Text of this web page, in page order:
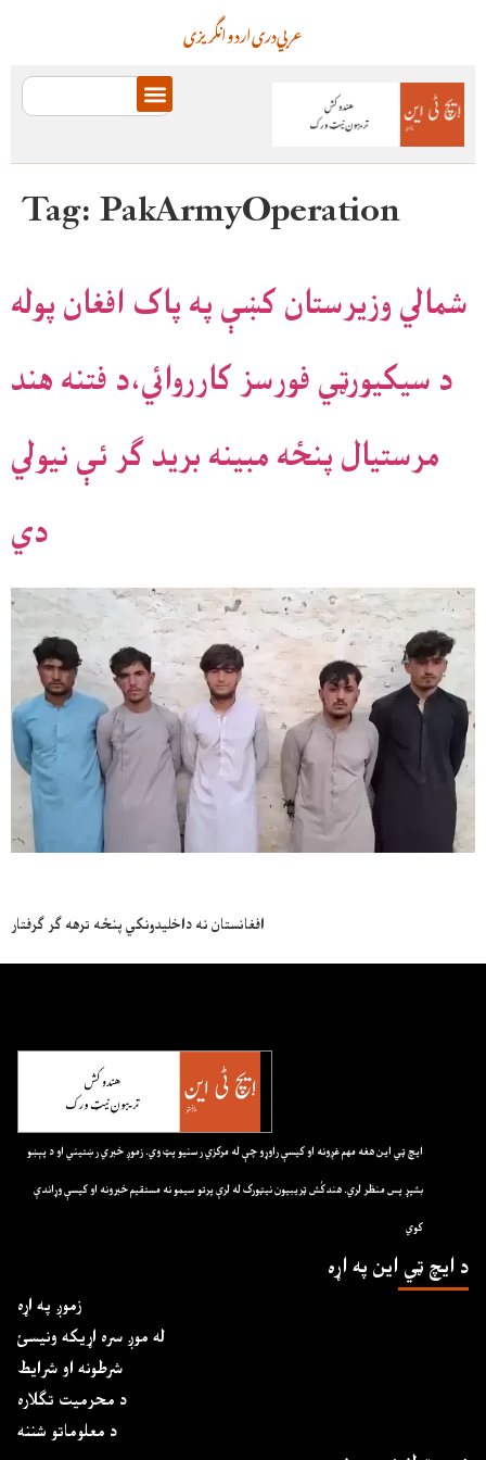
انگریزیاردودریعربي
Tag:PakArmyOperation
شمالي وزيرستان کښې په پاک افغان پوله
د سيکيورټي فورسز کارروائي،د فتنه هند
مرستيال پنځه مبينه بريد ګر ئې نيولي
دي
افغانستان نه داخليدونکي پنځه ترهه ګر ګرفتار
ايچ ټي اين هغه مهم غږونه او کيسې راوړو چې له مرکزي رسنيو پټ وي. زموږ خبري رښتيني او د پېښو
بشپړ پس منظر لري. هندکُش ټريبيون نيټورک له لرې پرتو سيمو نه مستقيم خبرونه او کيسې وړاندې
کوي
د ايچ ټي اين په اړه
زموږ په اړه
له موږ سره اړیکه ونیسئ
شرطونه او شرایط
د محرمیت تګلاره
د معلوماتو شننه